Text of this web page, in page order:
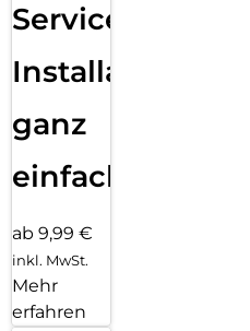
Services
Installation
ganz
einfach
ab 9,99 €
inkl. MwSt.
Mehr
erfahren